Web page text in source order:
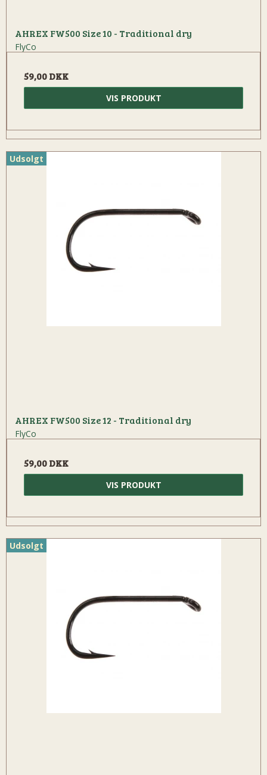
AHREX FW500 Size 10 - Traditional dry
FlyCo
59,00 DKK
VIS PRODUKT
Udsolgt
AHREX FW500 Size 12 - Traditional dry
FlyCo
59,00 DKK
VIS PRODUKT
Udsolgt